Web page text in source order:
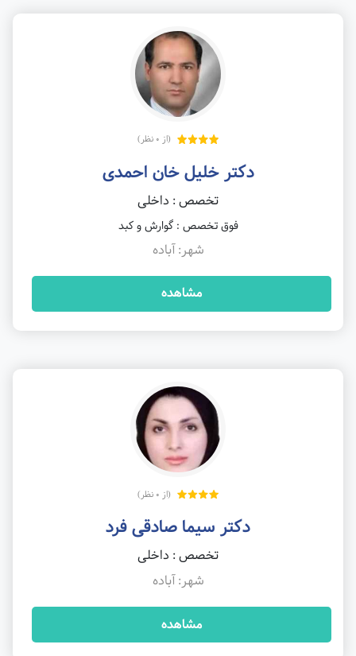
(از 0 نظر)
دکتر خلیل خان احمدی
تخصص : داخلی
فوق تخصص : گوارش و کبد
شهر: آباده
مشاهده
(از 0 نظر)
دکتر سیما صادقی فرد
تخصص : داخلی
شهر: آباده
مشاهده